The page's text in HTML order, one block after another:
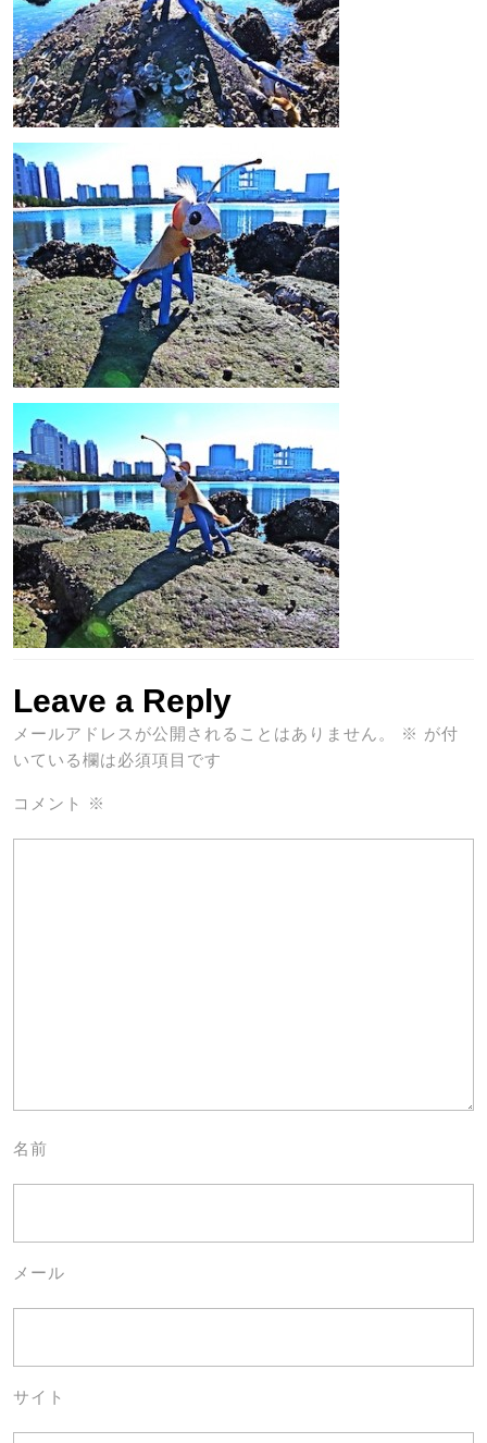
Leave a Reply
メールアドレスが公開されることはありません。 ※ が付
いている欄は必須項目です
コメント ※
名前
メール
サイト